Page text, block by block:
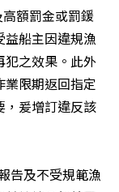
額罰金或罰鍰
船主因違規漁
犯之效果。此外
限期返回指定
，爰增訂違反該
告及不受規範漁